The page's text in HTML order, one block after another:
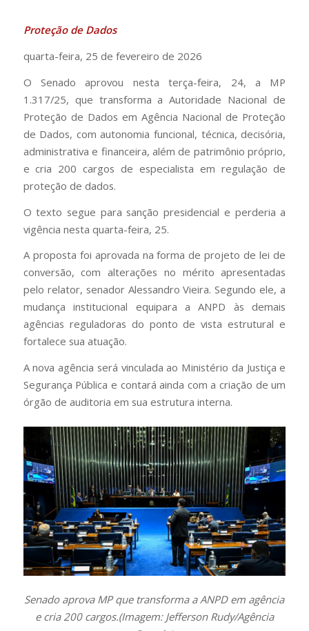
Proteção de Dados
quarta-feira, 25 de fevereiro de 2026
O Senado aprovou nesta terça-feira, 24, a MP
1.317/25, que transforma a Autoridade Nacional de
Proteção de Dados em Agência Nacional de Proteção
de Dados, com autonomia funcional, técnica, decisória,
administrativa e financeira, além de patrimônio próprio,
e cria 200 cargos de especialista em regulação de
proteção de dados.
O texto segue para sanção presidencial e perderia a
vigência nesta quarta-feira, 25.
A proposta foi aprovada na forma de projeto de lei de
conversão, com alterações no mérito apresentadas
pelo relator, senador Alessandro Vieira. Segundo ele, a
mudança institucional equipara a ANPD às demais
agências reguladoras do ponto de vista estrutural e
fortalece sua atuação.
A nova agência será vinculada ao Ministério da Justiça e
Segurança Pública e contará ainda com a criação de um
órgão de auditoria em sua estrutura interna.
Senado aprova MP que transforma a ANPD em agência
e cria 200 cargos.(Imagem: Jefferson Rudy/Agência